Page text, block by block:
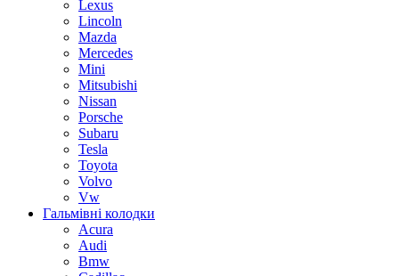
Lexus
Lincoln
Mazda
Mercedes
Mini
Mitsubishi
Nissan
Porsche
Subaru
Tesla
Toyota
Volvo
Vw
Гальмівні колодки
Acura
Audi
Bmw